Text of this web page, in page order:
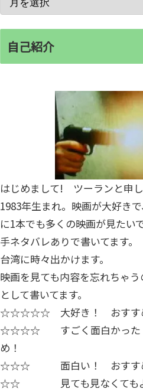
自己紹介
はじめまして! ツーランと申し
1983年生まれ。映画が大好き
に1本でも多くの映画が見たい
手ネタバレありで書いてます。
台湾に時々出かけます。
映画を見ても内容を忘れちゃ
として書いてます。
☆☆☆☆☆ 大好き！ おすす
☆☆☆☆ すごく面白かった
め！
☆☆☆ 面白い！ おすす
☆☆ 見ても見なくても